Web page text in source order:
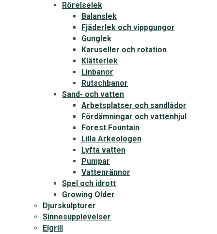
Rörelselek
Balanslek
Fjäderlek och vippgungor
Gunglek
Karuseller och rotation
Klätterlek
Linbanor
Rutschbanor
Sand- och vatten
Arbetsplatser och sandlådor
Fördämningar och vattenhjul
Forest Fountain
Lilla Arkeologen
Lyfta vatten
Pumpar
Vattenrännor
Spel och idrott
Growing Older
Djurskulpturer
Sinnesupplevelser
Elgrill